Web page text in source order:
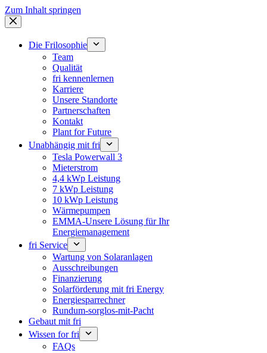
Zum Inhalt springen
Die Frilosophie
Team
Qualität
fri kennenlernen
Karriere
Unsere Standorte
Partnerschaften
Kontakt
Plant for Future
Unabhängig mit fri
Tesla Powerwall 3
Mieterstrom
4,4 kWp Leistung
7 kWp Leistung
10 kWp Leistung
Wärmepumpen
EMMA-Unsere Lösung für Ihr
Energiemanagement
fri Service
Wartung von Solaranlagen
Ausschreibungen
Finanzierung
Solarförderung mit fri Energy
Energiesparrechner
Rundum-sorglos-mit-Pacht
Gebaut mit fri
Wissen for fri
FAQs